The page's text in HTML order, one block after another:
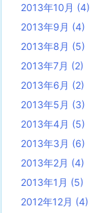
2013年10月 (4)
2013年9月 (4)
2013年8月 (5)
2013年7月 (2)
2013年6月 (2)
2013年5月 (3)
2013年4月 (5)
2013年3月 (6)
2013年2月 (4)
2013年1月 (5)
2012年12月 (4)